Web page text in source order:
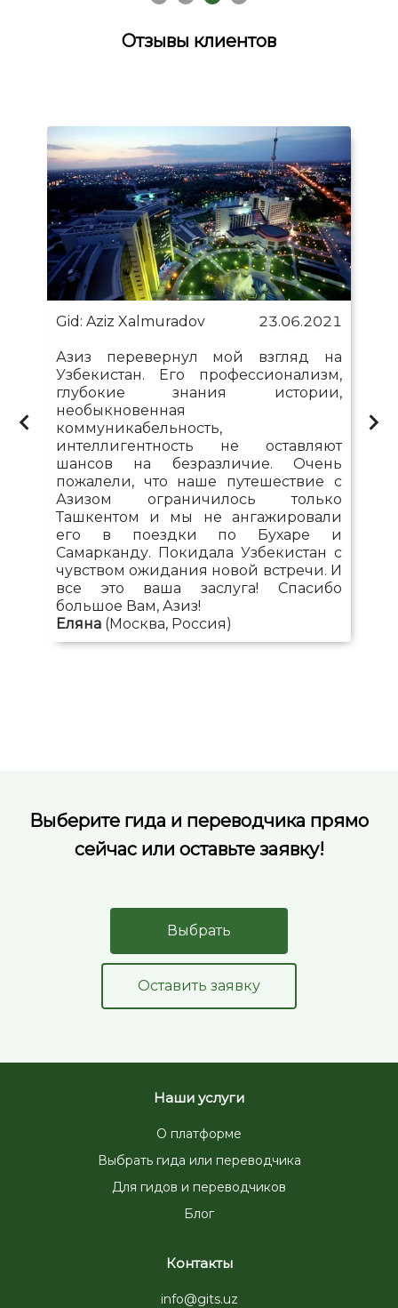
Отзывы клиентов
Gid: Aziz Xalmuradov 23.06.2021
Азиз перевернул мой взгляд на
Узбекистан. Его профессионализм,
глубокие знания истории,
необыкновенная
коммуникабельность,
интеллигентность не оставляют
шансов на безразличие. Очень
пожалели, что наше путешествие с
Азизом ограничилось только
Ташкентом и мы не ангажировали
его в поездки по Бухаре и
Самарканду. Покидала Узбекистан с
чувством ожидания новой встречи. И
все это ваша заслуга! Спасибо
большое Вам, Азиз!
Еляна (Москва, Россия)
Выберите гида и переводчика прямо
сейчас или оставьте заявку!
Выбрать
Оставить заявку
Наши услуги
О платформе
Выбрать гида или переводчика
Для гидов и переводчиков
Блог
Контакты
info@gits.uz